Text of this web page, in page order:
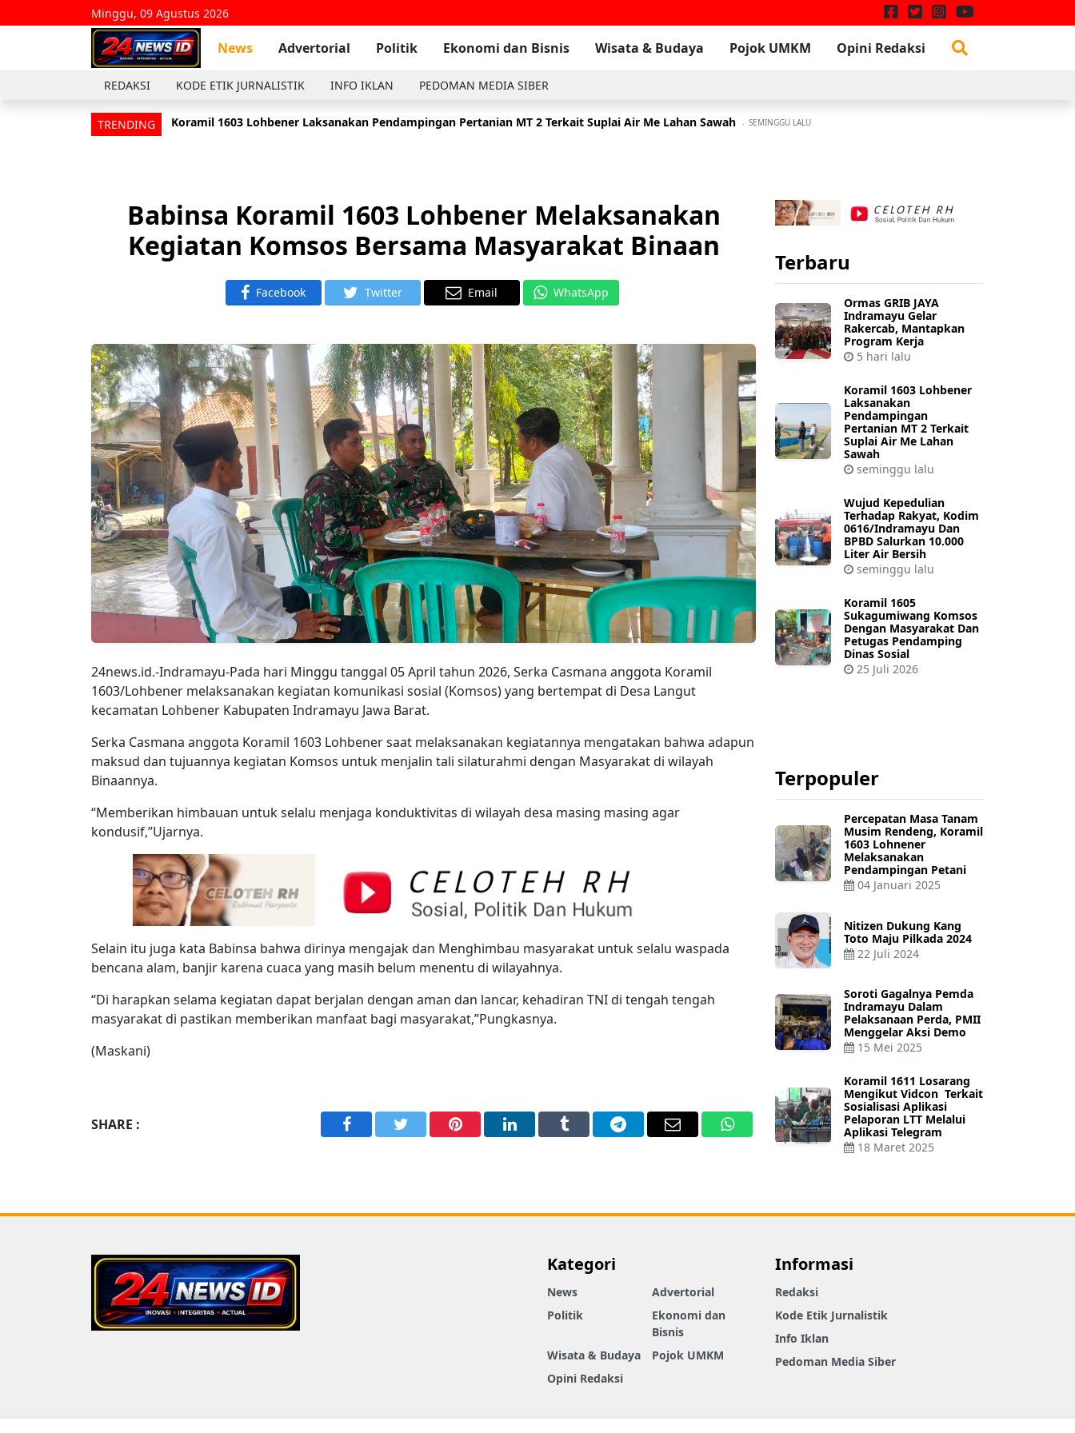
Minggu, 09 Agustus 2026
News Advertorial Politik Ekonomi dan Bisnis Wisata & Budaya Pojok UMKM Opini Redaksi
REDAKSI KODE ETIK JURNALISTIK INFO IKLAN PEDOMAN MEDIA SIBER
TRENDING Koramil 1603 Lohbener Laksanakan Pendampingan Pertanian MT 2 Terkait Suplai Air Me Lahan Sawah SEMINGGU LALU
Anggota Koramil 1601/Indramayu Komsos Dengan Masyarakat Di Wilayah Binaan Desa Tambak 23 JULI 2026
Babinsa Koramil 1603 Lohbener Melaksanakan
Kegiatan Komsos Bersama Masyarakat Binaan
Facebook Twitter Email WhatsApp
24news.id.-Indramayu-Pada hari Minggu tanggal 05 April tahun 2026, Serka Casmana anggota Koramil
1603/Lohbener melaksanakan kegiatan komunikasi sosial (Komsos) yang bertempat di Desa Langut
kecamatan Lohbener Kabupaten Indramayu Jawa Barat.
Serka Casmana anggota Koramil 1603 Lohbener saat melaksanakan kegiatannya mengatakan bahwa adapun
maksud dan tujuannya kegiatan Komsos untuk menjalin tali silaturahmi dengan Masyarakat di wilayah
Binaannya.
“Memberikan himbauan untuk selalu menjaga konduktivitas di wilayah desa masing masing agar
kondusif,”Ujarnya.
Selain itu juga kata Babinsa bahwa dirinya mengajak dan Menghimbau masyarakat untuk selalu waspada
bencana alam, banjir karena cuaca yang masih belum menentu di wilayahnya.
“Di harapkan selama kegiatan dapat berjalan dengan aman dan lancar, kehadiran TNI di tengah tengah
masyarakat di pastikan memberikan manfaat bagi masyarakat,”Pungkasnya.
(Maskani)
SHARE :
FacebookTwitterPinterestLinkedInTumblrTelegramEmail WhatsApp
Terbaru
Ormas GRIB JAYA
Indramayu Gelar
Rakercab, Mantapkan
Program Kerja
5 hari lalu
Koramil 1603 Lohbener
Laksanakan
Pendampingan
Pertanian MT 2 Terkait
Suplai Air Me Lahan
Sawah
seminggu lalu
Wujud Kepedulian
Terhadap Rakyat, Kodim
0616/Indramayu Dan
BPBD Salurkan 10.000
Liter Air Bersih
seminggu lalu
Koramil 1605
Sukagumiwang Komsos
Dengan Masyarakat Dan
Petugas Pendamping
Dinas Sosial
25 Juli 2026
Terpopuler
Percepatan Masa Tanam
Musim Rendeng, Koramil
1603 Lohnener
Melaksanakan
Pendampingan Petani
04 Januari 2025
Nitizen Dukung Kang
Toto Maju Pilkada 2024
22 Juli 2024
Soroti Gagalnya Pemda
Indramayu Dalam
Pelaksanaan Perda, PMII
Menggelar Aksi Demo
15 Mei 2025
Koramil 1611 Losarang
Mengikut Vidcon Terkait
Sosialisasi Aplikasi
Pelaporan LTT Melalui
Aplikasi Telegram
18 Maret 2025
Kategori
News
Advertorial
Politik
Ekonomi dan
Bisnis
Wisata & Budaya
Pojok UMKM
Opini Redaksi
Informasi
Redaksi
Kode Etik Jurnalistik
Info Iklan
Pedoman Media Siber